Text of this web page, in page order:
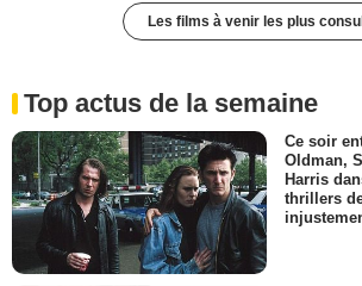
Les films à venir les plus
Top actus de la semaine
Ce soir
Oldman,
Harris
thrillers